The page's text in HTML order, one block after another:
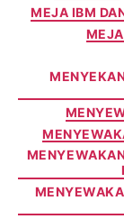
MEJA IBM